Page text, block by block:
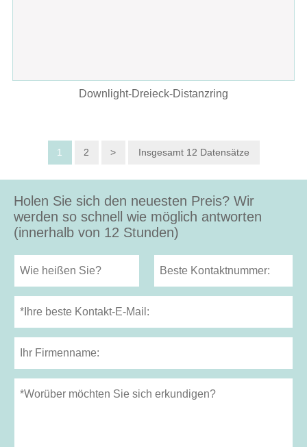
Downlight-Dreieck-Distanzring
1 2 > Insgesamt 12 Datensätze
Holen Sie sich den neuesten Preis? Wir
werden so schnell wie möglich antworten
(innerhalb von 12 Stunden)